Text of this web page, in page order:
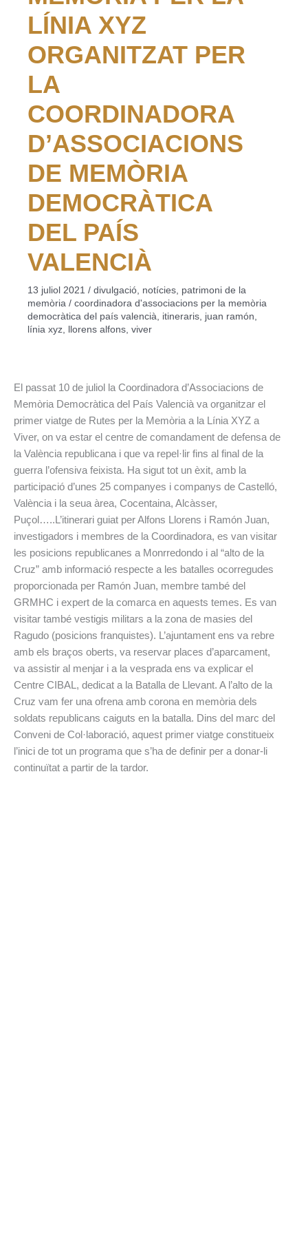
LÍNIA XYZ
ORGANITZAT PER
LA
COORDINADORA
D’ASSOCIACIONS
DE MEMÒRIA
DEMOCRÀTICA
DEL PAÍS
VALENCIÀ
13 juliol 2021 / divulgació, notícies, patrimoni de la
memòria / coordinadora d'associacions per la memòria
democràtica del país valencià, itineraris, juan ramón,
línia xyz, llorens alfons, viver
El passat 10 de juliol la Coordinadora d’Associacions de
Memòria Democràtica del País Valencià va organitzar el
primer viatge de Rutes per la Memòria a la Línia XYZ a
Viver, on va estar el centre de comandament de defensa de
la València republicana i que va repel·lir fins al final de la
guerra l’ofensiva feixista. Ha sigut tot un èxit, amb la
participació d’unes 25 companyes i companys de Castelló,
València i la seua àrea, Cocentaina, Alcàsser,
Puçol…..L’itinerari guiat per Alfons Llorens i Ramón Juan,
investigadors i membres de la Coordinadora, es van visitar
les posicions republicanes a Monrredondo i al “alto de la
Cruz” amb informació respecte a les batalles ocorregudes
proporcionada per Ramón Juan, membre també del
GRMHC i expert de la comarca en aquests temes. Es van
visitar també vestigis militars a la zona de masies del
Ragudo (posicions franquistes). L’ajuntament ens va rebre
amb els braços oberts, va reservar places d’aparcament,
va assistir al menjar i a la vesprada ens va explicar el
Centre CIBAL, dedicat a la Batalla de Llevant. A l’alto de la
Cruz vam fer una ofrena amb corona en memòria dels
soldats republicans caiguts en la batalla. Dins del marc del
Conveni de Col·laboració, aquest primer viatge constitueix
l’inici de tot un programa que s’ha de definir per a donar-li
continuïtat a partir de la tardor.